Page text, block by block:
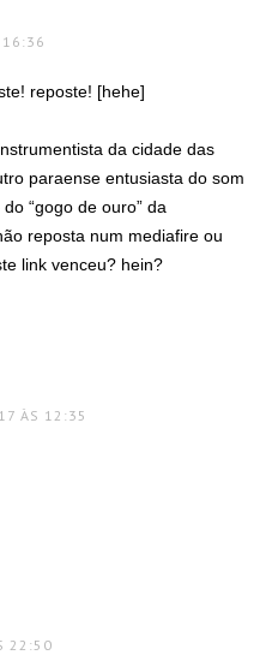
16:36
reposte! [hehe]
da cidade das
paraense entusiasta do som
“gogo de ouro” da
reposta num mediafire ou
link venceu? hein?
ÀS 12:35
22:50